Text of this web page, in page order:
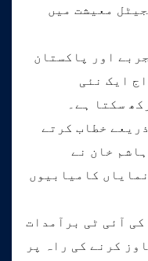
معیشت میں
اور پاکستان
ایک نئی
سکتا ہے۔
خطاب کرتے
خان نے
کامیابیوں
آئی ٹی برآمدات
سے تجاوز کرنے کی راہ پر